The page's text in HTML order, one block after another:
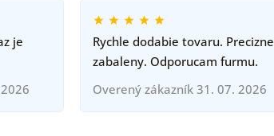
je
Rychle dodabie tovaru. Precizne
zabaleny. Odporucam furmu.
Overený zákazník 31. 07. 2026